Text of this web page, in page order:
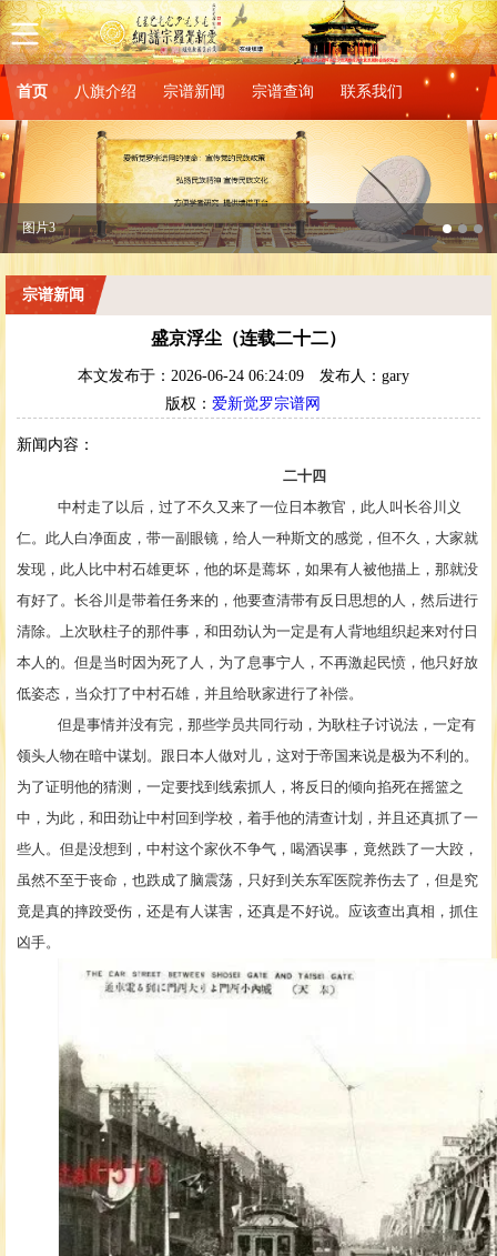
首页 八旗介绍 宗谱新闻 宗谱查询 联系我们
图片1
宗谱新闻
盛京浮尘（连载二十二）
本文发布于：2026-06-24 06:24:09
发布人：gary
版权： 爱新觉罗宗谱网
新闻内容：
二十四
中村走了以后，过了不久又来了一位日本教官，此人叫长谷川义
仁。此人白净面皮，带一副眼镜，给人一种斯文的感觉，但不久，大家就
发现，此人比中村石雄更坏，他的坏是蔫坏，如果有人被他描上，那就没
有好了。长谷川是带着任务来的，他要查清带有反日思想的人，然后进行
清除。上次耿柱子的那件事，和田劲认为一定是有人背地组织起来对付日
本人的。但是当时因为死了人，为了息事宁人，不再激起民愤，他只好放
低姿态，当众打了中村石雄，并且给耿家进行了补偿。
但是事情并没有完，那些学员共同行动，为耿柱子讨说法，一定有
领头人物在暗中谋划。跟日本人做对儿，这对于帝国来说是极为不利的。
为了证明他的猜测，一定要找到线索抓人，将反日的倾向掐死在摇篮之
中，为此，和田劲让中村回到学校，着手他的清查计划，并且还真抓了一
些人。但是没想到，中村这个家伙不争气，喝酒误事，竟然跌了一大跤，
虽然不至于丧命，也跌成了脑震荡，只好到关东军医院养伤去了，但是究
竟是真的摔跤受伤，还是有人谋害，还真是不好说。应该查出真相，抓住
凶手。